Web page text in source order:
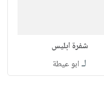
شفرة ابليس
لـ ابو عيطة